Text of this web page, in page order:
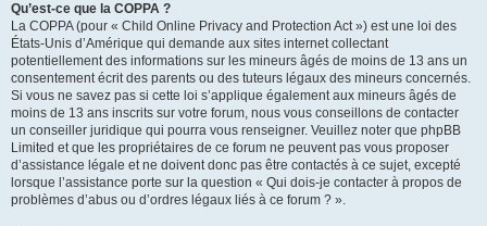
Qu’est-ce que la COPPA ?
La COPPA (pour « Child Online Privacy and Protection Act ») est une loi des
États-Unis d’Amérique qui demande aux sites internet collectant
potentiellement des informations sur les mineurs âgés de moins de 13 ans un
consentement écrit des parents ou des tuteurs légaux des mineurs concernés.
Si vous ne savez pas si cette loi s’applique également aux mineurs âgés de
moins de 13 ans inscrits sur votre forum, nous vous conseillons de contacter
un conseiller juridique qui pourra vous renseigner. Veuillez noter que phpBB
Limited et que les propriétaires de ce forum ne peuvent pas vous proposer
d’assistance légale et ne doivent donc pas être contactés à ce sujet, excepté
lorsque l’assistance porte sur la question « Qui dois-je contacter à propos de
problèmes d’abus ou d’ordres légaux liés à ce forum ? ».